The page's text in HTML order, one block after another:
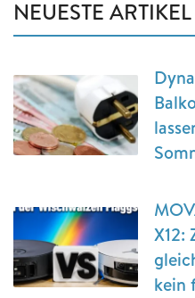
NEUESTE ARTIKEL
X12:
kein